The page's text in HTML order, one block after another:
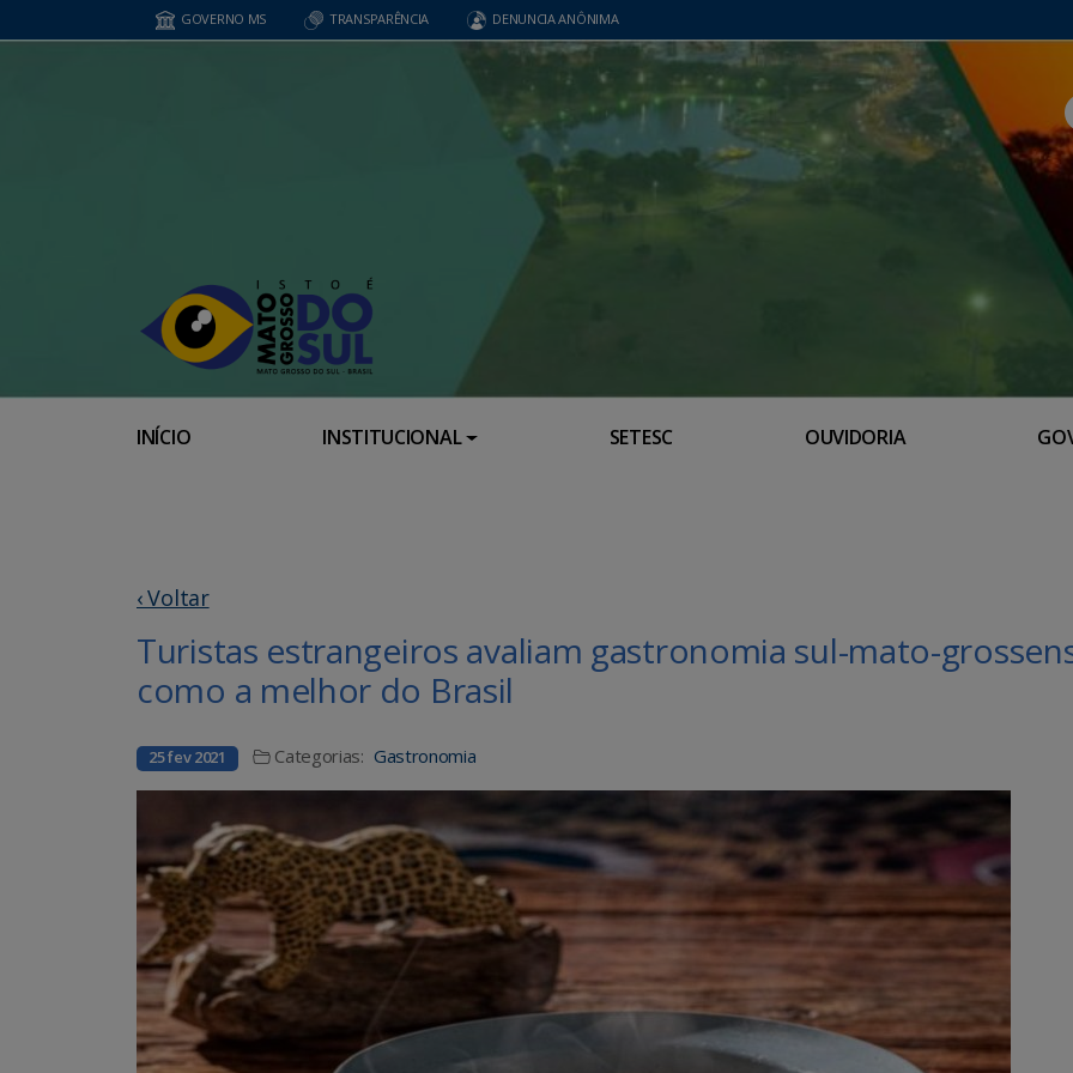
GOVERNO MS TRANSPARÊNCIA DENUNCIA ANÔNIMA
INÍCIO INSTITUCIONAL SETESC OUVIDORIA
‹ Voltar
Turistas estrangeiros avaliam gastronomia sul-mato-
como a melhor do Brasil
25 fev 2021 Categorias: Gastronomia